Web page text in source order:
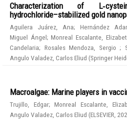
Characterization of
hydrochloride–stabilized gold
Aguilera Juárez, Ana; Hernández
Miguel Ángel;Monreal Escalante,
Candelaria; Rosales Mendoza, Sergio;
Angulo Valadez, Carlos Eliud (Springer
Macroalgae: Marine players in
Trujillo, Edgar;Monreal Escalante,
Angulo Valadez, Carlos Eliud (ELSEVIER